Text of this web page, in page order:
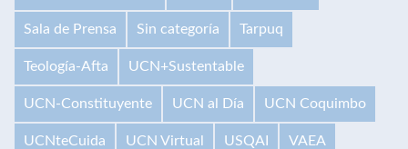
Sala de Prensa Sin categoría Tarpuq
Teología-Afta UCN+Sustentable
UCN-Constituyente UCN al Día UCN Coquimbo
UCNteCuida UCN Virtual USQAI VAEA